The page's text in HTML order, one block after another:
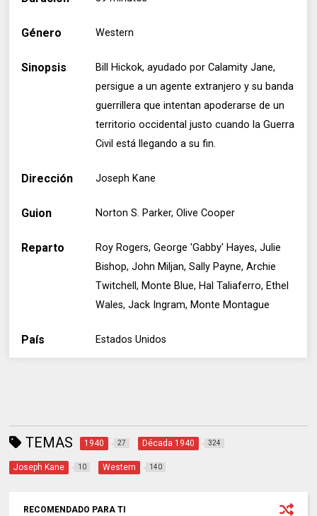
Género Western
Sinopsis
Bill Hickok, ayudado por Calamity Jane,
persigue a un agente extranjero y su banda
guerrillera que intentan apoderarse de un
territorio occidental justo cuando la Guerra
Civil está llegando a su fin.
Dirección Joseph Kane
Guion Norton S. Parker, Olive Cooper
Reparto
Roy Rogers, George 'Gabby' Hayes, Julie
Bishop, John Miljan, Sally Payne, Archie
Twitchell, Monte Blue, Hal Taliaferro, Ethel
Wales, Jack Ingram, Monte Montague
País Estados Unidos
TEMAS 1940 27 Década 1940 324
Joseph Kane 10 Western 140
RECOMENDADO PARA TI